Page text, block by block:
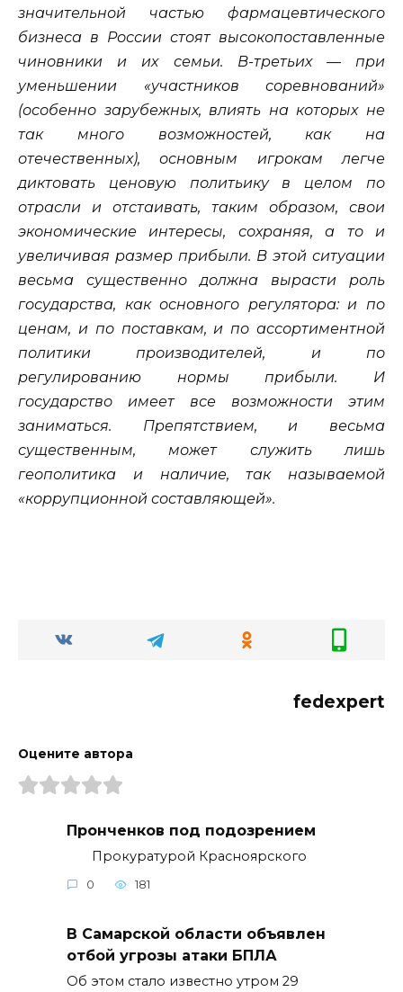
значительной частью фармацевтического
бизнеса в России стоят высокопоставленные
чиновники и их семьи. В-третьих — при
уменьшении «участников соревнований»
(особенно зарубежных, влиять на которых не
так много возможностей, как на
отечественных), основным игрокам легче
диктовать ценовую политьику в целом по
отрасли и отстаивать, таким образом, свои
экономические интересы, сохраняя, а то и
увеличивая размер прибыли. В этой ситуации
весьма существенно должна вырасти роль
государства, как основного регулятора: и по
ценам, и по поставкам, и по ассортиментной
политики производителей, и по
регулированию нормы прибыли. И
государство имеет все возможности этим
заниматься. Препятствием, и весьма
существенным, может служить лишь
геополитика и наличие, так называемой
«коррупционной составляющей».
fedexpert
Оцените автора
Пронченков под подозрением
Прокуратурой Красноярского
0 181
В Самарской области объявлен
отбой угрозы атаки БПЛА
Об этом стало известно утром 29